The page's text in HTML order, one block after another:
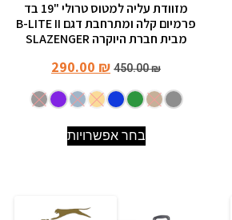
מזוודת עליה למטוס טרולי "19 בד
פרמיום קלה ומתרחבת דגם B-LITE II
מבית חברת היוקרה SLAZENGER
450.00₪
290.00 ₪
בחר אפשרויות